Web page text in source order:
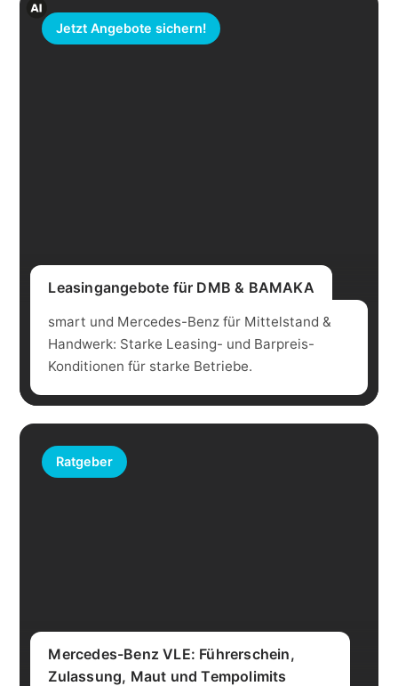
Jetzt Angebote sichern!
Leasingangebote für DMB & BAMAKA
smart und Mercedes-Benz für Mittelstand &
Handwerk: Starke Leasing- und Barpreis-
Konditionen für starke Betriebe.
Ratgeber
Mercedes-Benz VLE: Führerschein,
Zulassung, Maut und Tempolimits